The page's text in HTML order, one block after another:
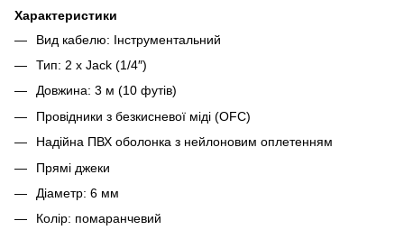
Характеристики
Вид кабелю: Інструментальний
Тип: 2 x Jack (1/4″)
Довжина: 3 м (10 футів)
Провідники з безкисневої міді (OFC)
Надійна ПВХ оболонка з нейлоновим оплетенням
Прямі джеки
Діаметр: 6 мм
Колір: помаранчевий